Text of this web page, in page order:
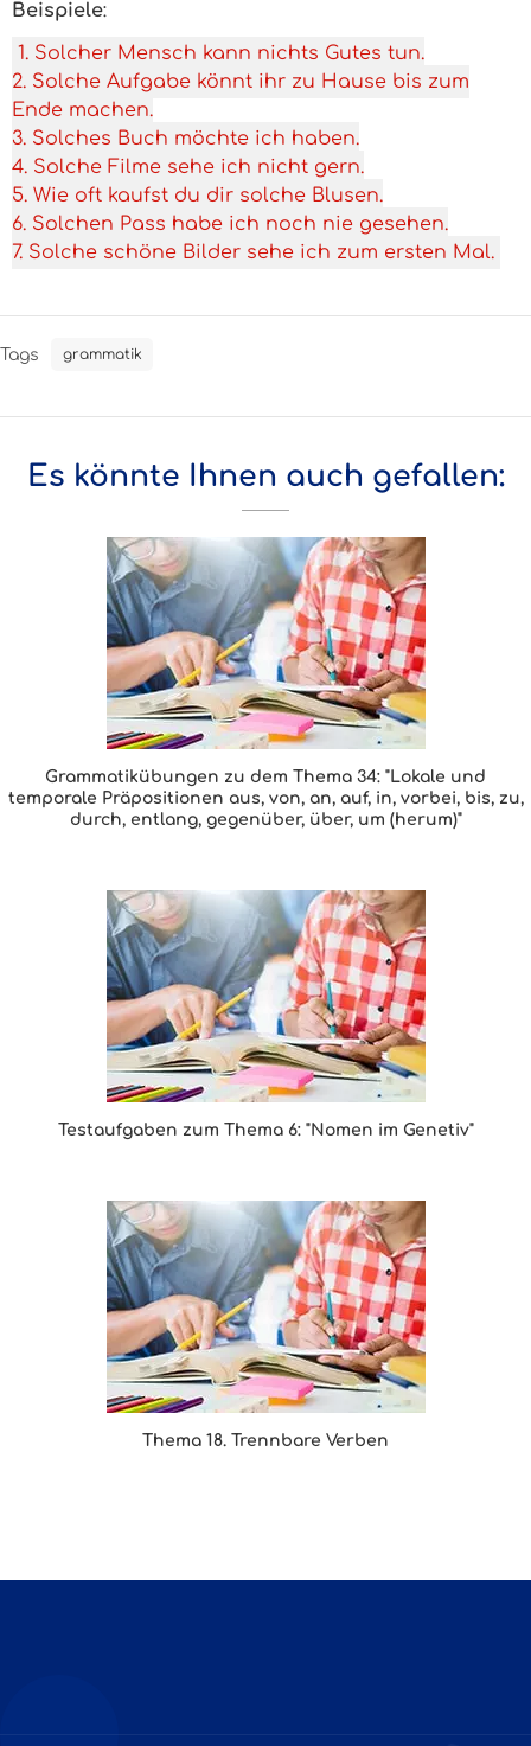
Beispiele:
1. Solcher Mensch kann nichts Gutes tun.
2. Solche Aufgabe könnt ihr zu Hause bis zum
Ende machen.
3. Solches Buch möchte ich haben.
4. Solche Filme sehe ich nicht gern.
5. Wie oft kaufst du dir solche Blusen.
6. Solchen Pass habe ich noch nie gesehen.
7. Solche schöne Bilder sehe ich zum ersten Mal.
Tags grammatik
Es könnte Ihnen auch gefallen:
Grammatikübungen zu dem Thema 34: "Lokale und
temporale Präpositionen aus, von, an, auf, in, vorbei, bis, zu,
durch, entlang, gegenüber, über, um (herum)"
Testaufgaben zum Thema 6: "Nomen im Genetiv"
Thema 18. Trennbare Verben